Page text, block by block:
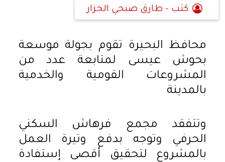
كتب - طارق صبحي الجزار
محافظ البحيرة تقوم بجولة موسعة
بحوش عيسى لمتابعة عدد من
المشروعات القومية والخدمية
بالمدينة
وتتفقد مجمع فرهاش السكني
الحرفي وتوجه بدفع وتيرة العمل
بالمشروع لتحقيق أقصى إستفادة